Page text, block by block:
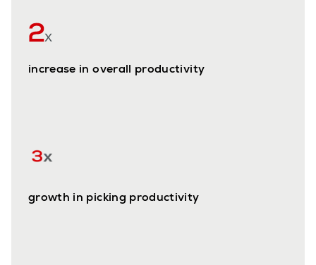
increase in overall productivity
growth in picking productivity